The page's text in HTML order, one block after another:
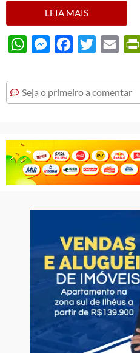
LEIA MAIS
WhatsAppMessengerFacebook
Twitter Email
Seja o primeiro a comentar